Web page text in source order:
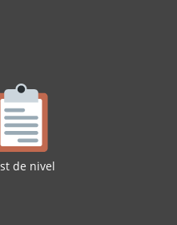
de nivel